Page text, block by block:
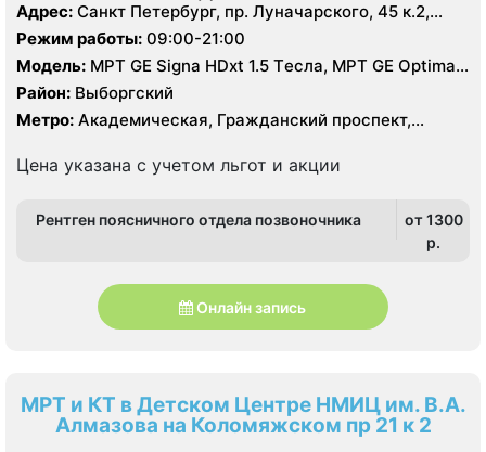
Адрес: Санкт Петербург, пр. Луначарского, 45 к.2,
литер А
Режим работы: 09:00-21:00
Модель: МРТ GE Signa HDxt 1.5 Tесла, МРТ GE Optima
MR 360 1.5 Tесла, KT GE Optim 64 среза, УЗИ, Рентген
Район: Выборгский
Метро: Академическая, Гражданский проспект,
Цена указана с учетом льгот и акции
Рентген поясничного отдела позвоночника
от 1300
p.
Онлайн запись
МРТ и КТ в Детском Центре НМИЦ им. В.А.
Алмазова на Коломяжском пр 21 к 2